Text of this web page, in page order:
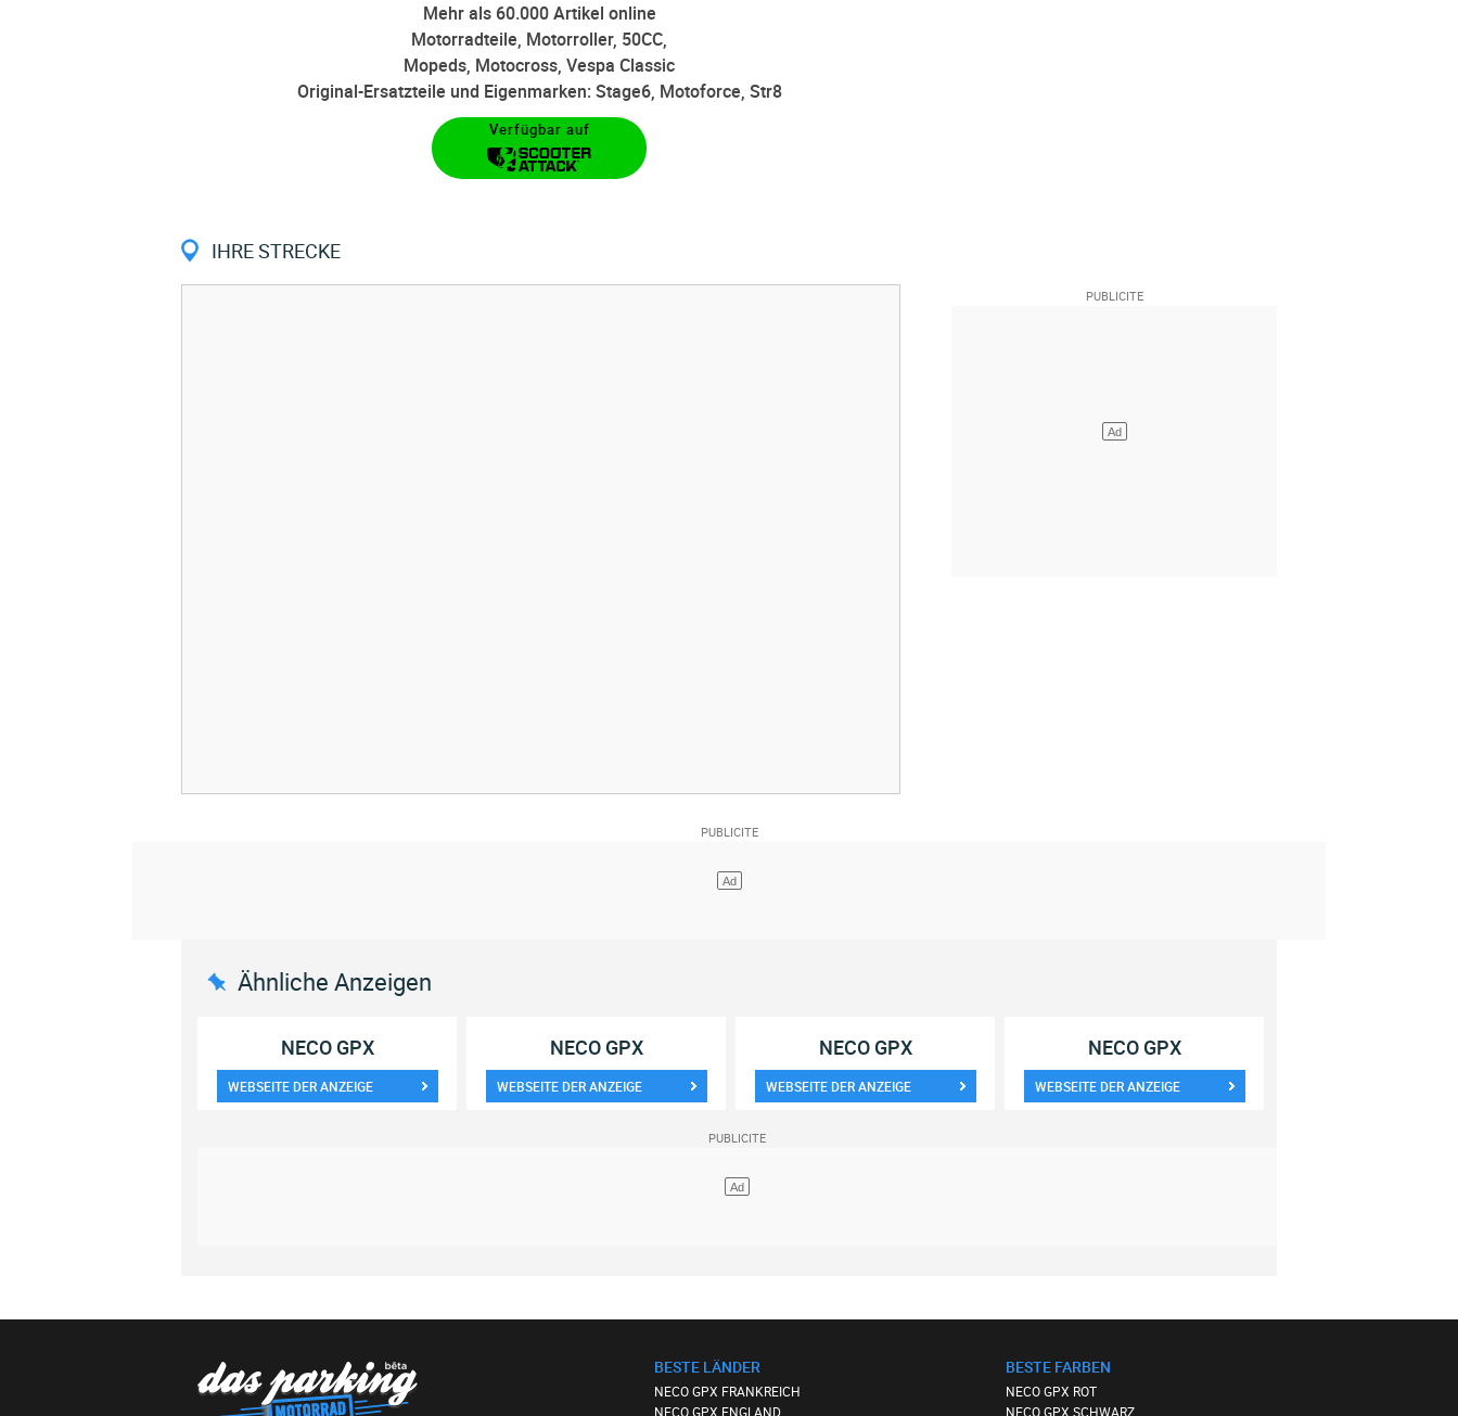
Mehr als 60.000 Artikel online
Motorradteile, Motorroller, 50CC,
Mopeds, Motocross, Vespa Classic
Original-Ersatzteile und Eigenmarken: Stage6, Motoforce, Str8
Verfügbar auf
IHRE STRECKE
Ähnliche Anzeigen
NECO GPX
WEBSEITE DER ANZEIGE
NECO GPX
WEBSEITE DER ANZEIGE
NECO GPX
WEBSEITE DER ANZEIGE
NECO GPX
WEBSEITE DER ANZEIGE
BESTE LÄNDER
NECO GPX FRANKREICH
NECO GPX ENGLAND
BESTE FARBEN
NECO GPX ROT
NECO GPX SCHWARZ